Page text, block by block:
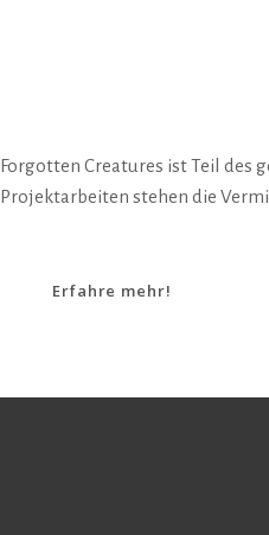
Forgotten Creatures ist Teil des
Projektarbeiten stehen die
Erfahre mehr!